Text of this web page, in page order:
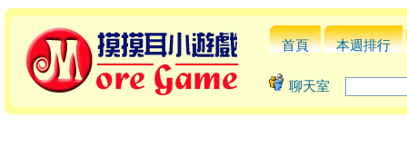
首頁 本週排行
聊天室